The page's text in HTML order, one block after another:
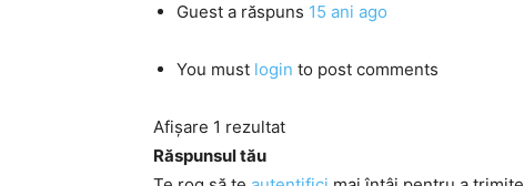
Guest a răspuns 15 ani ago
You must login to post comments
Afișare 1 rezultat
Răspunsul tău